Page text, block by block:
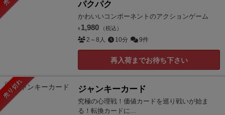
パクパク
かわいいコンポーネントのアクションゲーム
¥ 1,980 （税込）
2～8人 10分 9件
再入荷までお待ち下さい
売り切れ ジャンキーカード
究極の心理戦！価値カードを巡り戦いが始ま
る！転換カードに...